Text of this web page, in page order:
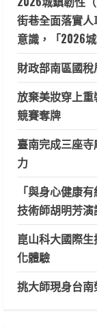
街巷全面落實
意識，「2026
財政部南區國
放棄美妝穿上
競賽奪牌
臺南完成三座
力
「與身心健康
技術師胡明芳
崑山科大國際
化體驗
挑大師現身台